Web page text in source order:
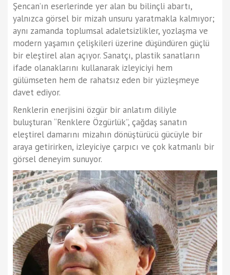
Şencan’ın eserlerinde yer alan bu bilinçli abartı,
yalnızca görsel bir mizah unsuru yaratmakla kalmıyor;
aynı zamanda toplumsal adaletsizlikler, yozlaşma ve
modern yaşamın çelişkileri üzerine düşündüren güçlü
bir eleştirel alan açıyor. Sanatçı, plastik sanatların
ifade olanaklarını kullanarak izleyiciyi hem
gülümseten hem de rahatsız eden bir yüzleşmeye
davet ediyor.
Renklerin enerjisini özgür bir anlatım diliyle
buluşturan “Renklere Özgürlük”, çağdaş sanatın
eleştirel damarını mizahın dönüştürücü gücüyle bir
araya getirirken, izleyiciye çarpıcı ve çok katmanlı bir
görsel deneyim sunuyor.